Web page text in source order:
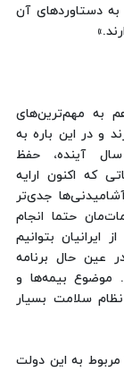
به دستاوردهای آن
به مهم‌ترین‌های
متبوعش در سال 95 می‌زند و در این باره به
آینده، حفظ
که اکنون ارایه
جدی‌تر
حتما انجام
بتوانیم
عین حال برنامه
بیمه‌ها و
سلامت بسیار
به این دولت